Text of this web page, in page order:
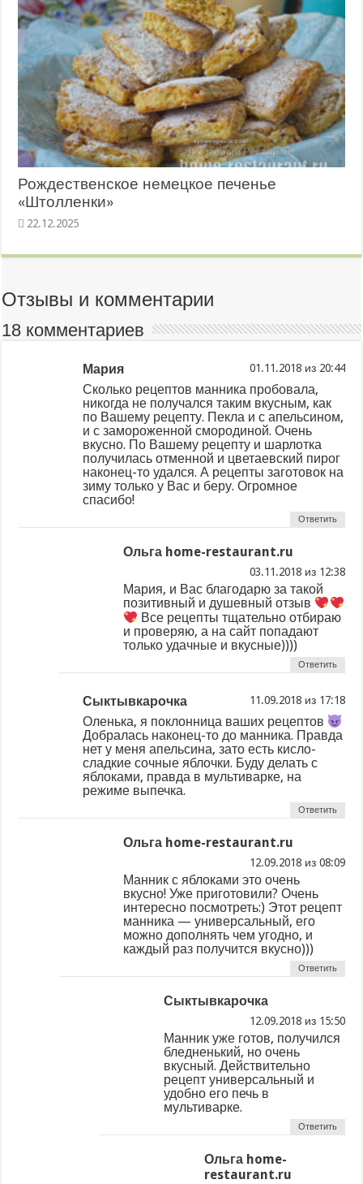
Рождественское немецкое печенье
«Штолленки»
22.12.2025
Отзывы и комментарии
18 комментариев
Мария из
Сколько рецептов манника пробовала,
никогда не получался таким вкусным, как
по Вашему рецепту. Пекла и с апельсином,
и с замороженной смородиной. Очень
вкусно. По Вашему рецепту и шарлотка
получилась отменной и цветаевский пирог
наконец-то удался. А рецепты заготовок на
зиму только у Вас и беру. Огромное
спасибо!
Ответить
Ольга home-restaurant.ru
из
Мария, и Вас благодарю за такой
позитивный и душевный отзыв
Все рецепты тщательно отбираю
и проверяю, а на сайт попадают
только удачные и вкусные))))
Ответить
Сыктывкарочка из
Оленька, я поклонница ваших рецептов
Добралась наконец-то до манника. Правда
нет у меня апельсина, зато есть кисло-
сладкие сочные яблочки. Буду делать с
яблоками, правда в мультиварке, на
режиме выпечка.
Ответить
Ольга home-restaurant.ru
из
Манник с яблоками это очень
вкусно! Уже приготовили? Очень
интересно посмотреть:) Этот рецепт
манника — универсальный, его
можно дополнять чем угодно, и
каждый раз получится вкусно)))
Ответить
Сыктывкарочка
из
Манник уже готов, получился
бледненький, но очень
вкусный. Действительно
рецепт универсальный и
удобно его печь в
мультиварке.
Ответить
Ольга home-
restaurant.ru